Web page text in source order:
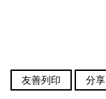
友善列印 分享